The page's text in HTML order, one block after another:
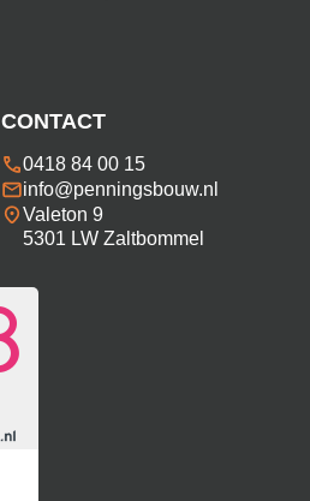
CONTACT
0418 84 00 15
info@penningsbouw.nl
Valeton 9
5301 LW Zaltbommel